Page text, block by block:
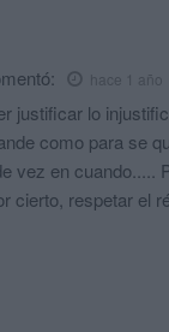
hace 1 año
justificar lo
como para se
vez en cuando.....
cierto, respetar el